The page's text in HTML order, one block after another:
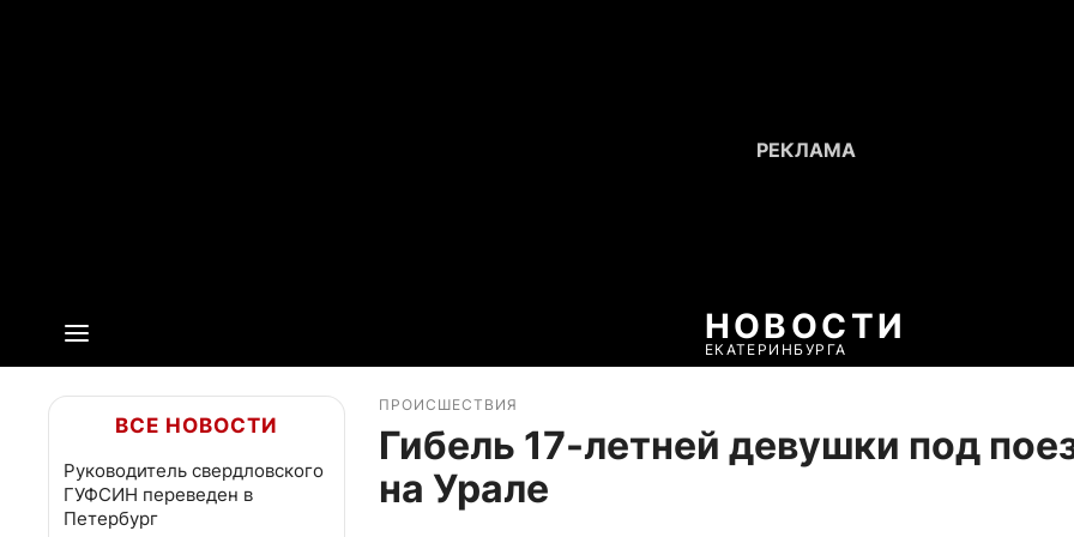
НОВОСТИ
ЕКАТЕРИНБУРГА
ВСЕ НОВОСТИ
Руководитель свердловского
ГУФСИН переведен в
Петербург
ПРОИСШЕСТВИЯ
Гибель 17-летней девушки под
на Урале